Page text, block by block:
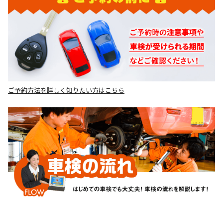
ご予約方法を詳しく知りたい方はこちら